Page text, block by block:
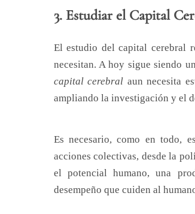
3. Estudiar el Capital
El estudio del capital cerebral
necesitan. A hoy sigue siendo
capital cerebral aun necesita
ampliando la investigación y el
Es necesario, como en todo,
acciones colectivas, desde la
el potencial humano, una
desempeño que cuiden al